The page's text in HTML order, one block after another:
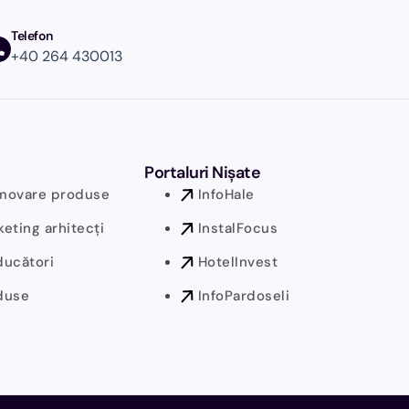
Telefon
+40 264 430013
produse
arhitecți
Portaluri Nișate
InfoHale
InstalFocus
HotelInvest
InfoPardoseli